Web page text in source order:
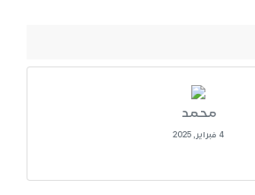
محمد
4 فبراير, 2025